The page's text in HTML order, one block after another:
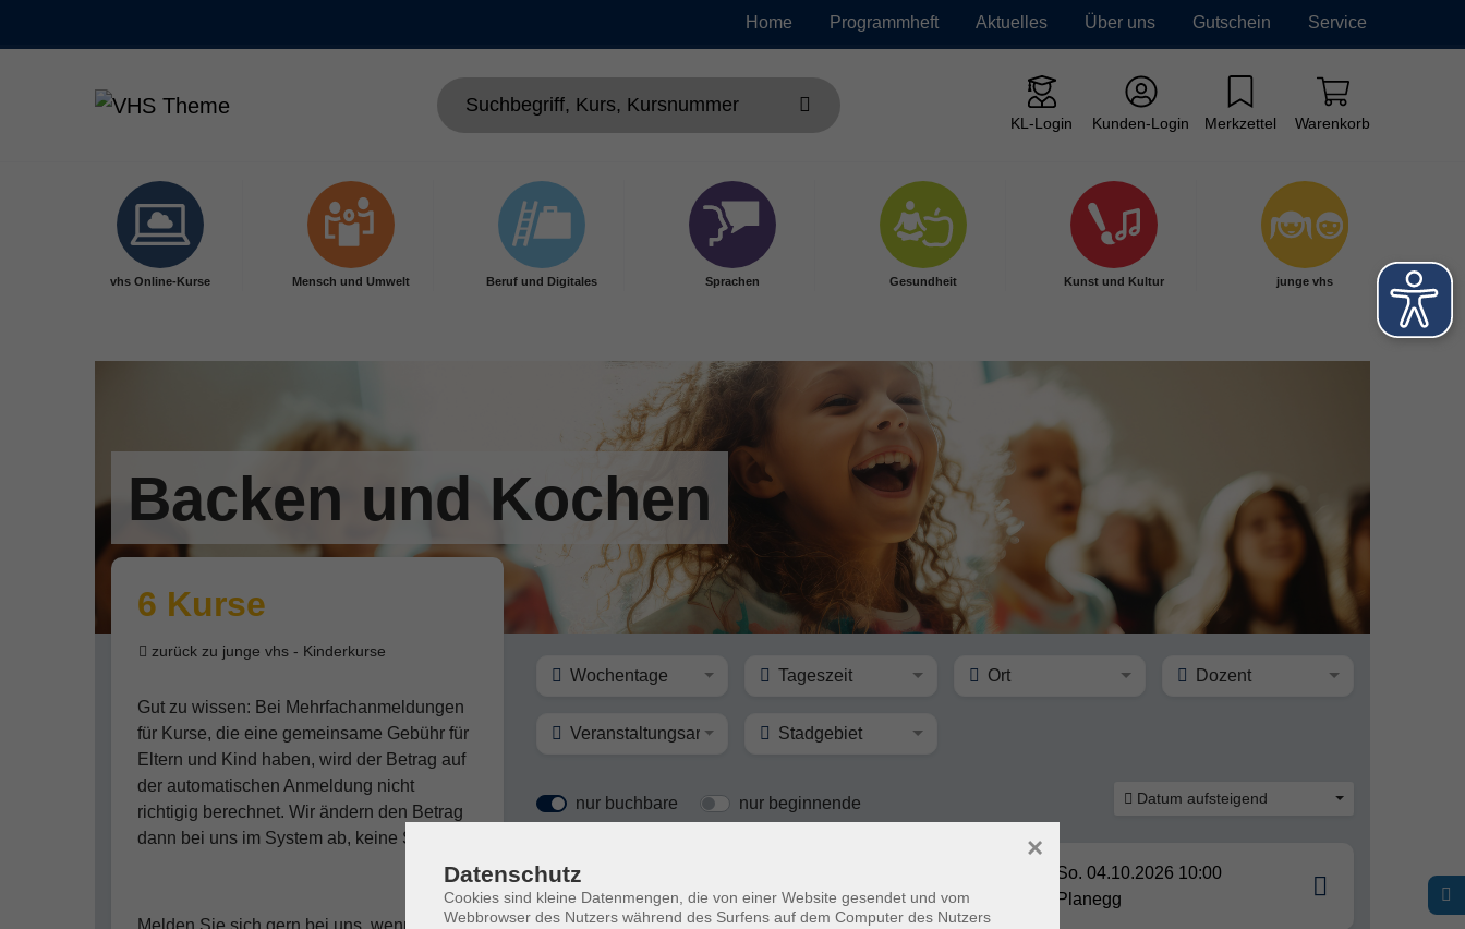
Home Programmheft Aktuelles Über uns Gutschein Service
KL-Login Kunden-Login Merkzettel Warenkorb
vhs Online-Kurse Mensch und Umwelt Beruf und Digitales Sprachen Gesundheit Kunst und Kultur junge vhs
Backen und Kochen
6 Kurse
zurück zu junge vhs - Kinderkurse
Gut zu wissen: Bei Mehrfachanmeldungen
für Kurse, die eine gemeinsame Gebühr für
Eltern und Kind haben, wird der Betrag auf
der automatischen Anmeldung nicht
richtigig berechnet. Wir ändern den Betrag
dann bei uns im System ab, keine Sorge!
Wochentage Tageszeit Ort Dozent
Veranstaltungsart Stadgebiet
nur buchbare nur beginnende Datum aufsteigend
Abenteuer für Kinder (9-13 J.)
So. 04.10.2026 10:00
Planegg
Datenschutz
Cookies sind kleine Datenmengen, die von einer Website gesendet und vom
Webbrowser des Nutzers während des Surfens auf dem Computer des Nutzers
×